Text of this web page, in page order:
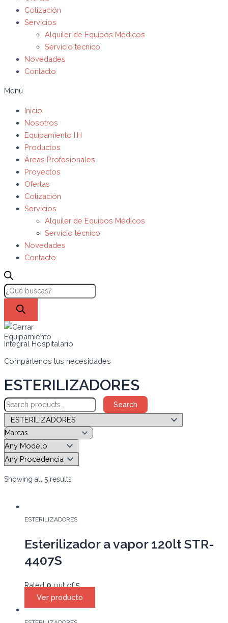
Cotización
Servicios
Alquiler de Equipos Médicos
Servicio técnico
Novedades
Contacto
Menú
Inicio
Nosotros
Equipamiento I.H
Productos
Áreas Profesionales
Proyectos
Ofertas
Cotización
Servicios
Alquiler de Equipos Médicos
Servicio técnico
Novedades
Contacto
Equipamiento
Integral Hospitalario
Compártenos tus necesidades
ESTERILIZADORES
Search
Showing all 5 results
ESTERILIZADORES
Esterilizador a vapor 120lt STR-
4407S
Rated0out of 5
Ver producto